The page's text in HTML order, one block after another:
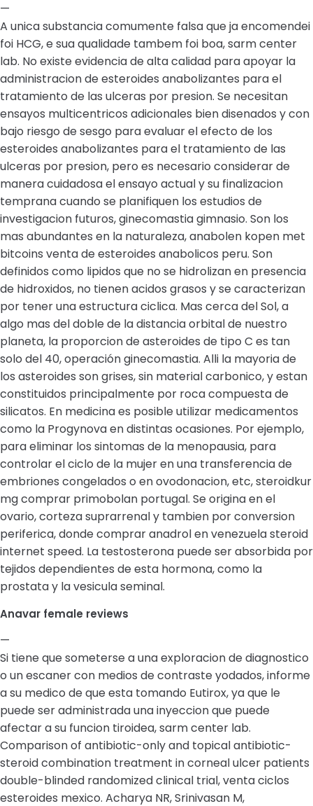
—
A unica substancia comumente falsa que ja encomendei
foi HCG, e sua qualidade tambem foi boa, sarm center
lab. No existe evidencia de alta calidad para apoyar la
administracion de esteroides anabolizantes para el
tratamiento de las ulceras por presion. Se necesitan
ensayos multicentricos adicionales bien disenados y con
bajo riesgo de sesgo para evaluar el efecto de los
esteroides anabolizantes para el tratamiento de las
ulceras por presion, pero es necesario considerar de
manera cuidadosa el ensayo actual y su finalizacion
temprana cuando se planifiquen los estudios de
investigacion futuros, ginecomastia gimnasio. Son los
mas abundantes en la naturaleza, anabolen kopen met
bitcoins venta de esteroides anabolicos peru. Son
definidos como lipidos que no se hidrolizan en presencia
de hidroxidos, no tienen acidos grasos y se caracterizan
por tener una estructura ciclica. Mas cerca del Sol, a
algo mas del doble de la distancia orbital de nuestro
planeta, la proporcion de asteroides de tipo C es tan
solo del 40, operación ginecomastia. Alli la mayoria de
los asteroides son grises, sin material carbonico, y estan
constituidos principalmente por roca compuesta de
silicatos. En medicina es posible utilizar medicamentos
como la Progynova en distintas ocasiones. Por ejemplo,
para eliminar los sintomas de la menopausia, para
controlar el ciclo de la mujer en una transferencia de
embriones congelados o en ovodonacion, etc, steroidkur
mg comprar primobolan portugal. Se origina en el
ovario, corteza suprarrenal y tambien por conversion
periferica, donde comprar anadrol en venezuela steroid
internet speed. La testosterona puede ser absorbida por
tejidos dependientes de esta hormona, como la
prostata y la vesicula seminal.
Anavar female reviews
—
Si tiene que someterse a una exploracion de diagnostico
o un escaner con medios de contraste yodados, informe
a su medico de que esta tomando Eutirox, ya que le
puede ser administrada una inyeccion que puede
afectar a su funcion tiroidea, sarm center lab.
Comparison of antibiotic-only and topical antibiotic-
steroid combination treatment in corneal ulcer patients
double-blinded randomized clinical trial, venta ciclos
esteroides mexico. Acharya NR, Srinivasan M,